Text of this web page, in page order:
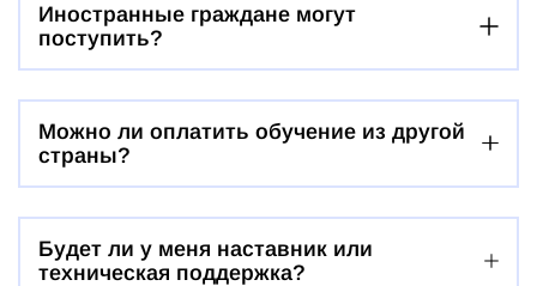
Иностранные граждане могут
поступить?
Можно ли оплатить обучение из другой
страны?
Будет ли у меня наставник или
техническая поддержка?